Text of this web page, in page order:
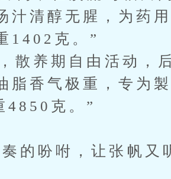
汁清醇无腥，为药
1402克。”
养期自由活动，
脂香气极重，专为
4850克。”
吩咐，让张帆又